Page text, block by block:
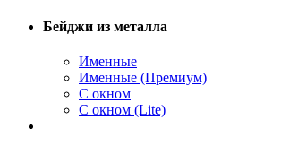
Бейджи из металла
Именные
Именные (Премиум)
С окном
С окном (Lite)